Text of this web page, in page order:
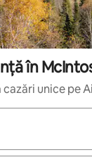
în
cazări unice pe